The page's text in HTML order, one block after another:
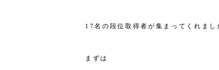
17名の段位取得者が集まってくれまし
まずは